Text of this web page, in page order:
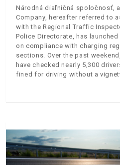
Národná diaľničná spoločnosť,
Company, hereafter referred to
with the Regional Traffic
Police Directorate, has
on compliance with charging
sections. Over the past
have checked nearly 5,300
fined for driving without a